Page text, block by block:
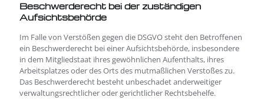
Beschwerde­recht bei der zuständigen
Aufsichts­behörde
Im Falle von Verstößen gegen die DSGVO steht den Betroffenen
ein Beschwerderecht bei einer Aufsichtsbehörde, insbesondere
in dem Mitgliedstaat ihres gewöhnlichen Aufenthalts, ihres
Arbeitsplatzes oder des Orts des mutmaßlichen Verstoßes zu.
Das Beschwerderecht besteht unbeschadet anderweitiger
verwaltungsrechtlicher oder gerichtlicher Rechtsbehelfe.